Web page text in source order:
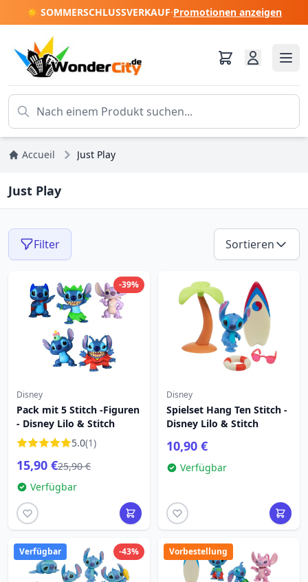
☀️ SOMMERSCHLUSSVERKAUF·Promotionen anzeigen
Accueil Just Play
Just Play
Filter Sortieren
-39%
Disney
Pack mit 5 Stitch -Figuren
- Disney Lilo & Stitch
5.0(1)
15,90 €25,90 €
Verfügbar
Disney
Spielset Hang Ten Stitch -
Disney Lilo & Stitch
10,90 €
Verfügbar
-43%
Verfügbar Vorbestellung